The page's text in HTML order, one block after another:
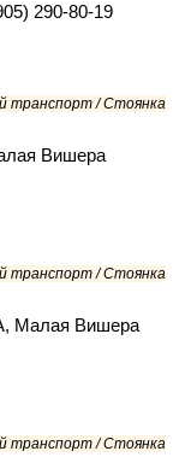
290-80-19
транспорт / Стоянка
Вишера
транспорт / Стоянка
Малая Вишера
транспорт / Стоянка